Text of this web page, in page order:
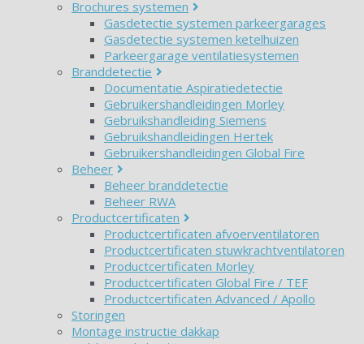
Brochures systemen
Gasdetectie systemen parkeergarages
Gasdetectie systemen ketelhuizen
Parkeergarage ventilatiesystemen
Branddetectie
Documentatie Aspiratiedetectie
Gebruikershandleidingen Morley
Gebruikshandleiding Siemens
Gebruikshandleidingen Hertek
Gebruikershandleidingen Global Fire
Beheer
Beheer branddetectie
Beheer RWA
Productcertificaten
Productcertificaten afvoerventilatoren
Productcertificaten stuwkrachtventilatoren
Productcertificaten Morley
Productcertificaten Global Fire / TEF
Productcertificaten Advanced / Apollo
Storingen
Montage instructie dakkap